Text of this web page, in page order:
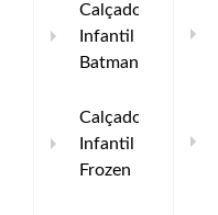
Calçado
Infantil
Batman
Calçado
Infantil
Frozen